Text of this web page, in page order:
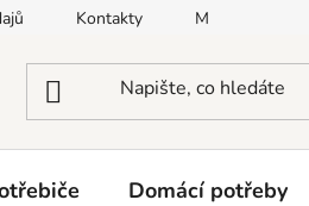
Kontakty Moje objednávka
Domácí potřeby